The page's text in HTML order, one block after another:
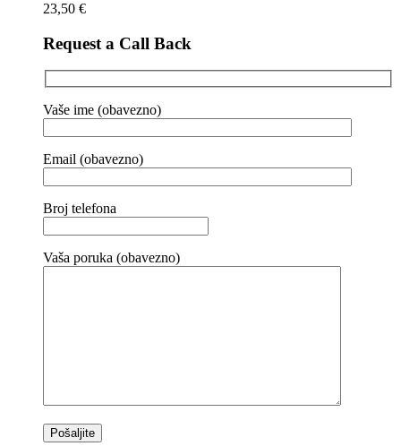
23,50 €
Request a Call Back
Vaše ime (obavezno)
Email (obavezno)
Broj telefona
Vaša poruka (obavezno)